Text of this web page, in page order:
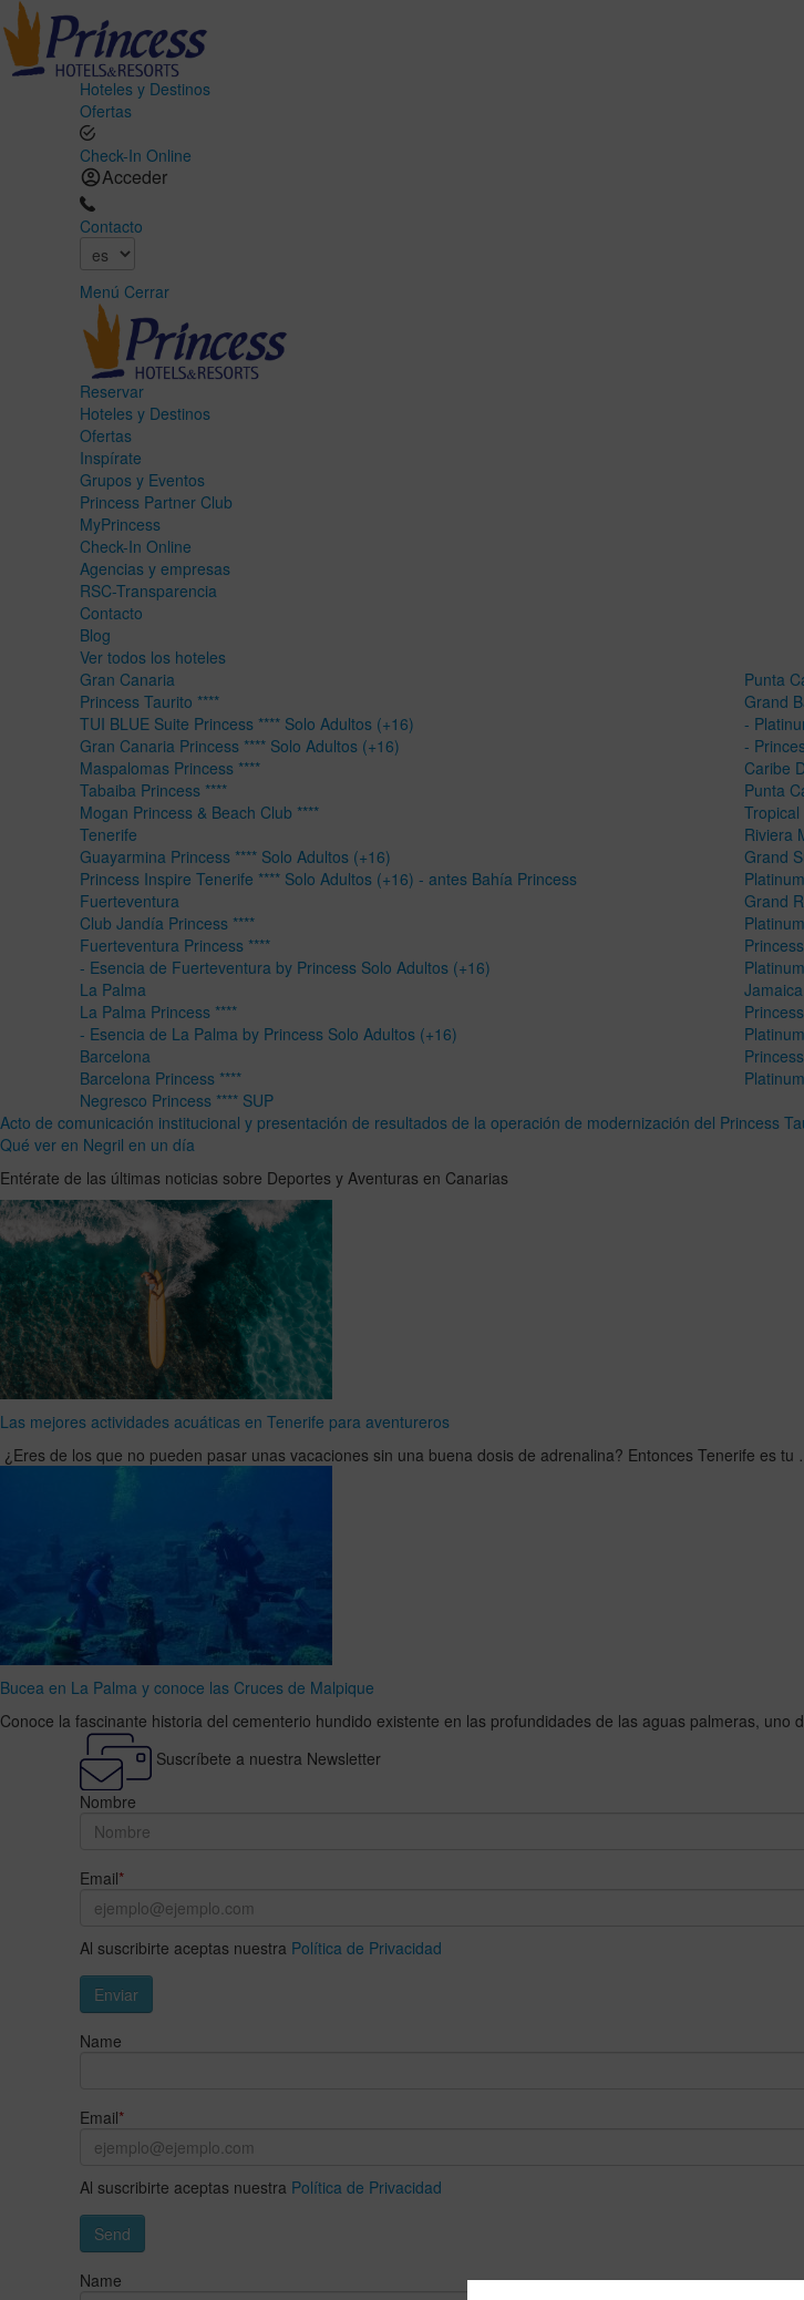
Hoteles y Destinos
Ofertas
Check-In Online
Acceder
Contacto
Menú Cerrar
Reservar
Hoteles y Destinos
Ofertas
Inspírate
Grupos y Eventos
Princess Partner Club
MyPrincess
Check-In Online
Agencias y empresas
RSC-Transparencia
Contacto
Blog
Ver todos los hoteles
Gran Canaria
Princess Taurito ****
TUI BLUE Suite Princess **** Solo Adultos (+16)
Gran Canaria Princess **** Solo Adultos (+16)
Maspalomas Princess ****
Tabaiba Princess ****
Mogan Princess & Beach Club ****
Tenerife
Guayarmina Princess **** Solo Adultos (+16)
Princess Inspire Tenerife **** Solo Adultos (+16) - antes Bahía Princess
Fuerteventura
Club Jandía Princess ****
Fuerteventura Princess ****
- Esencia de Fuerteventura by Princess Solo Adultos (+16)
La Palma
La Palma Princess ****
- Esencia de La Palma by Princess Solo Adultos (+16)
Barcelona
Barcelona Princess ****
Negresco Princess **** SUP
Punta
Grand
-
-
Caribe
Punta
Tropical
Riviera
Grand
Grand
Jamaica
Acto de comunicación institucional y presentación de resultados de la operación de modernización del Princess
Qué ver en Negril en un día
Entérate de las últimas noticias sobre Deportes y Aventuras en Canarias
Las mejores actividades acuáticas en Tenerife para aventureros
¿Eres de los que no pueden pasar unas vacaciones sin una buena dosis de adrenalina? Entonces Tenerife es tu
Bucea en La Palma y conoce las Cruces de Malpique
Conoce la fascinante historia del cementerio hundido existente en las profundidades de las aguas palmeras, uno
Suscríbete a nuestra Newsletter
Nombre
Email*
Al suscribirte aceptas nuestra Política de Privacidad
Enviar
Name
Email*
Al suscribirte aceptas nuestra Política de Privacidad
Send
Name